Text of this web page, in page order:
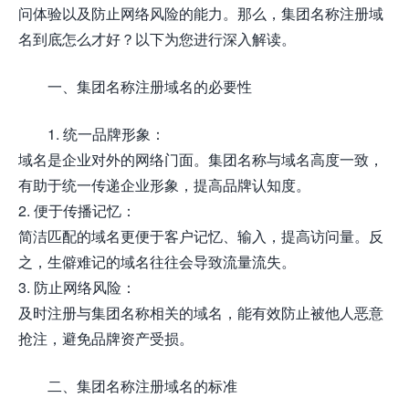
问体验以及防止网络风险的能力。那么，集团名称注册域
名到底怎么才好？以下为您进行深入解读。
一、集团名称注册域名的必要性
1. 统一品牌形象：
域名是企业对外的网络门面。集团名称与域名高度一致，
有助于统一传递企业形象，提高品牌认知度。
2. 便于传播记忆：
简洁匹配的域名更便于客户记忆、输入，提高访问量。反
之，生僻难记的域名往往会导致流量流失。
3. 防止网络风险：
及时注册与集团名称相关的域名，能有效防止被他人恶意
抢注，避免品牌资产受损。
二、集团名称注册域名的标准